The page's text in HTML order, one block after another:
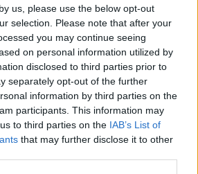
us, please use the below opt-out
selection. Please note that after your
you may continue seeing
on personal information utilized by
disclosed to third parties prior to
separately opt-out of the further
information by third parties on the
participants. This information may
to third parties on the IAB’s List of
that may further disclose it to other
για την Aegean τον